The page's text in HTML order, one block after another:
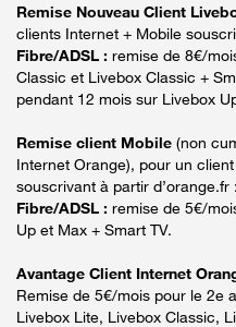
Remise Nouveau Client
clients Internet + Mobile
Fibre/ADSL : remise de 8€/
Classic et Livebox Classic +
pendant 12 mois sur Livebox
Remise client Mobile (non
Internet Orange), pour un
souscrivant à partir d’orange.fr :
Fibre/ADSL : remise de 5€/
Up et Max + Smart TV.
Avantage Client Internet
Remise de 5€/mois pour le 2e
Livebox Lite, Livebox Classic,